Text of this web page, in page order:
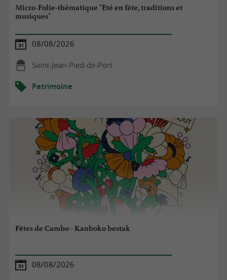
Micro-Folie-thématique "Eté en fête, traditions et
musiques"
08/08/2026
Saint-Jean-Pied-de-Port
Patrimoine
Fêtes de Cambo - Kanboko bestak
08/08/2026